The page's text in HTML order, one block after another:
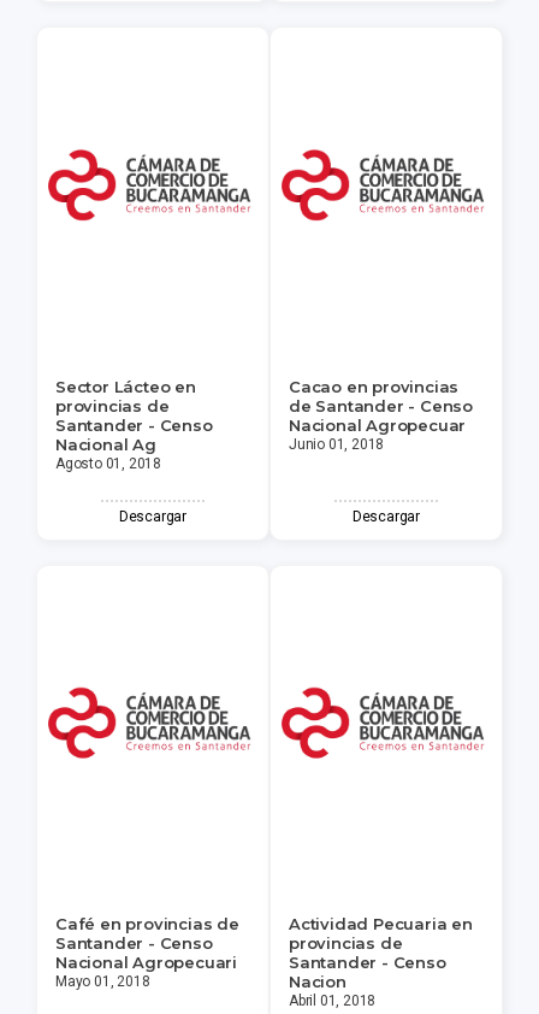
Sector Lácteo en
provincias de
Santander - Censo
Nacional Ag
Agosto 01, 2018
Descargar
Cacao en provincias
de Santander - Censo
Nacional Agropecuar
Junio 01, 2018
Descargar
Café en provincias de
Santander - Censo
Nacional Agropecuari
Mayo 01, 2018
Actividad Pecuaria en
provincias de
Santander - Censo
Nacion
Abril 01, 2018